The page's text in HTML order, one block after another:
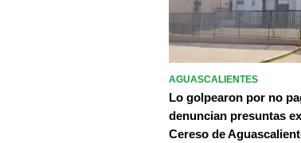
AGUASCALIENTES
Lo golpearon por no
denuncian presuntas
Cereso de